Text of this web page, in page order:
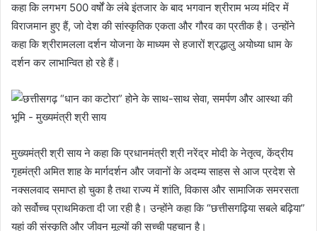
कहा कि लगभग 500 वर्षों के लंबे इंतजार के बाद भगवान श्रीराम भव्य मंदिर में
विराजमान हुए हैं, जो देश की सांस्कृतिक एकता और गौरव का प्रतीक है। उन्होंने
कहा कि श्रीरामलला दर्शन योजना के माध्यम से हजारों श्रद्धालु अयोध्या धाम के
दर्शन कर लाभान्वित हो रहे हैं।
मुख्यमंत्री श्री साय ने कहा कि प्रधानमंत्री श्री नरेंद्र मोदी के नेतृत्व, केंद्रीय
गृहमंत्री अमित शाह के मार्गदर्शन और जवानों के अदम्य साहस से आज प्रदेश से
नक्सलवाद समाप्त हो चुका है तथा राज्य में शांति, विकास और सामाजिक समरसता
को सर्वोच्च प्राथमिकता दी जा रही है। उन्होंने कहा कि “छत्तीसगढ़िया सबले बढ़िया”
यहां की संस्कृति और जीवन मूल्यों की सच्ची पहचान है।